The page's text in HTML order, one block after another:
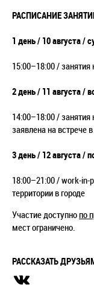
РАСПИСАНИЕ
1 день / 10 августа /
15:00–18:00 /
2 день / 11 августа /
14:00–18:00 / занятия
заявлена на встрече
3 день / 12 августа /
18:00–21:00 / work-in-
территории в городе
Участие доступнопо
мест ограничено.
РАССКАЗАТЬ